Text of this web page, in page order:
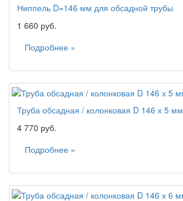
Ниппель D=146 мм для обсадной трубы
1 660 руб.
Подробнее »
Труба обсадная / колонковая D 146 х 5 мм
4 770 руб.
Подробнее »